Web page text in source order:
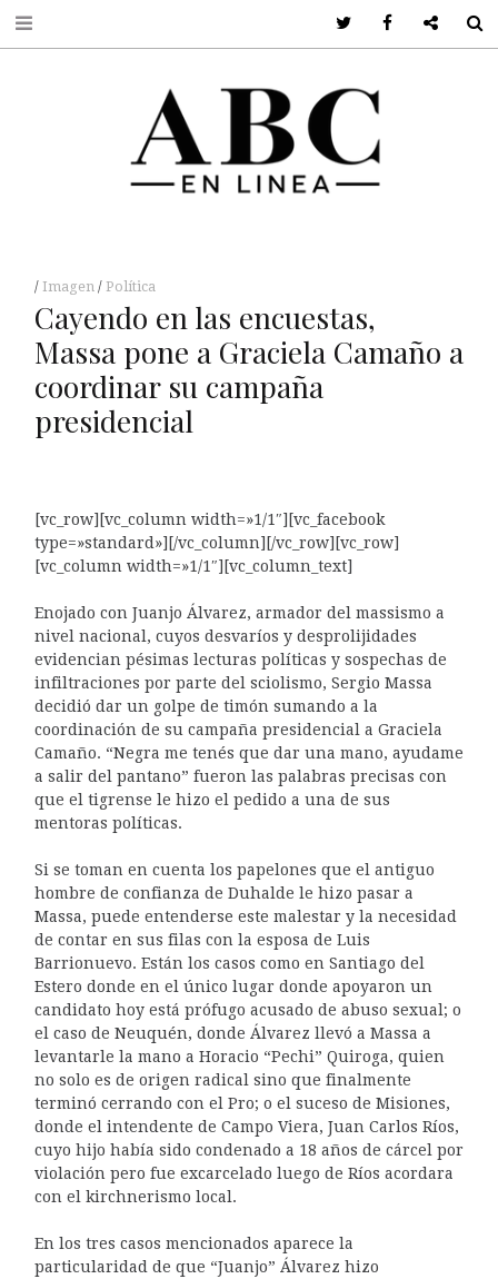
Imagen Política
Cayendo en las encuestas,
Massa pone a Graciela Camaño a
coordinar su campaña
presidencial
[vc_row][vc_column width=»1/1″][vc_facebook
type=»standard»][/vc_column][/vc_row][vc_row]
[vc_column width=»1/1″][vc_column_text]
Enojado con Juanjo Álvarez, armador del massismo a
nivel nacional, cuyos desvaríos y desprolijidades
evidencian pésimas lecturas políticas y sospechas de
infiltraciones por parte del sciolismo, Sergio Massa
decidió dar un golpe de timón sumando a la
coordinación de su campaña presidencial a Graciela
Camaño. “Negra me tenés que dar una mano, ayudame
a salir del pantano” fueron las palabras precisas con
que el tigrense le hizo el pedido a una de sus
mentoras políticas.
Si se toman en cuenta los papelones que el antiguo
hombre de confianza de Duhalde le hizo pasar a
Massa, puede entenderse este malestar y la necesidad
de contar en sus filas con la esposa de Luis
Barrionuevo. Están los casos como en Santiago del
Estero donde en el único lugar donde apoyaron un
candidato hoy está prófugo acusado de abuso sexual; o
el caso de Neuquén, donde Álvarez llevó a Massa a
levantarle la mano a Horacio “Pechi” Quiroga, quien
no solo es de origen radical sino que finalmente
terminó cerrando con el Pro; o el suceso de Misiones,
donde el intendente de Campo Viera, Juan Carlos Ríos,
cuyo hijo había sido condenado a 18 años de cárcel por
violación pero fue excarcelado luego de Ríos acordara
con el kirchnerismo local.
En los tres casos mencionados aparece la
particularidad de que “Juanjo” Álvarez hizo
Twitter FacebookGoogle +